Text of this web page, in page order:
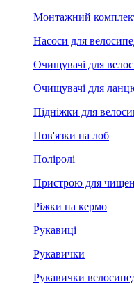
Монтажний
Насоси для
Очищувачі для
Очищувачі для
Підніжки для
Пов'язки на лоб
Поліролі
Пристрою для
Ріжки на кермо
Рукавиці
Рукавички
Рукавички